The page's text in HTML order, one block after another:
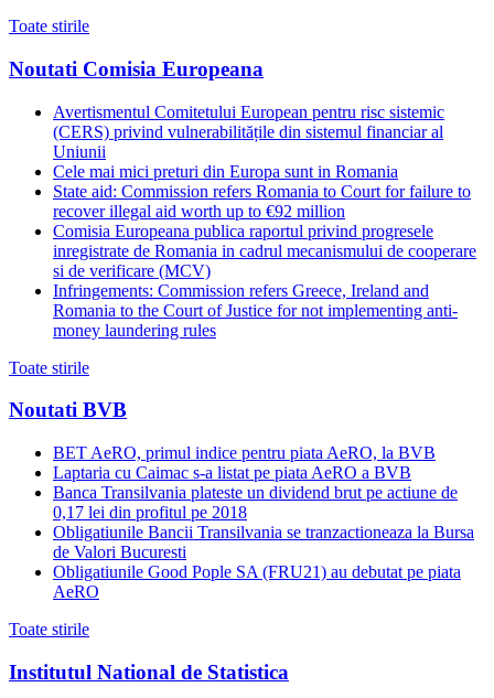
Toate stirile
Noutati Comisia Europeana
Avertismentul Comitetului European pentru risc sistemic
(CERS) privind vulnerabilitățile din sistemul financiar al
Uniunii
Cele mai mici preturi din Europa sunt in Romania
State aid: Commission refers Romania to Court for failure to
recover illegal aid worth up to €92 million
Comisia Europeana publica raportul privind progresele
inregistrate de Romania in cadrul mecanismului de cooperare
si de verificare (MCV)
Infringements: Commission refers Greece, Ireland and
Romania to the Court of Justice for not implementing anti-
money laundering rules
Toate stirile
Noutati BVB
BET AeRO, primul indice pentru piata AeRO, la BVB
Laptaria cu Caimac s-a listat pe piata AeRO a BVB
Banca Transilvania plateste un dividend brut pe actiune de
0,17 lei din profitul pe 2018
Obligatiunile Bancii Transilvania se tranzactioneaza la Bursa
de Valori Bucuresti
Obligatiunile Good Pople SA (FRU21) au debutat pe piata
AeRO
Toate stirile
Institutul National de Statistica